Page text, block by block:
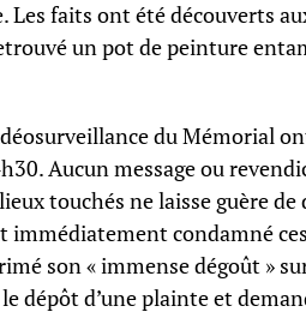
Les faits ont été découverts
un pot de peinture
du Mémorial
Aucun message ou
touchés ne laisse guère
immédiatement condamné
son « immense dégoût »
dépôt d’une plainte et